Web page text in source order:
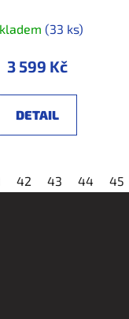
47 48
(33 ks)
3 599 Kč
DETAIL
42 43 44 45